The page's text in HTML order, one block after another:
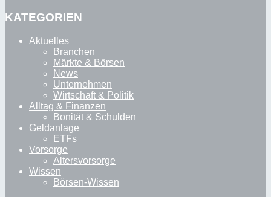
KATEGORIEN
Aktuelles
Branchen
Märkte & Börsen
News
Unternehmen
Wirtschaft & Politik
Alltag & Finanzen
Bonität & Schulden
Geldanlage
ETFs
Vorsorge
Altersvorsorge
Wissen
Börsen-Wissen